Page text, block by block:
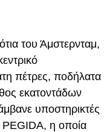
του Άμστερνταμ,
πέτρες, ποδήλατα
εκατοντάδων
υποστηρικτές
PEGIDA, η οποία